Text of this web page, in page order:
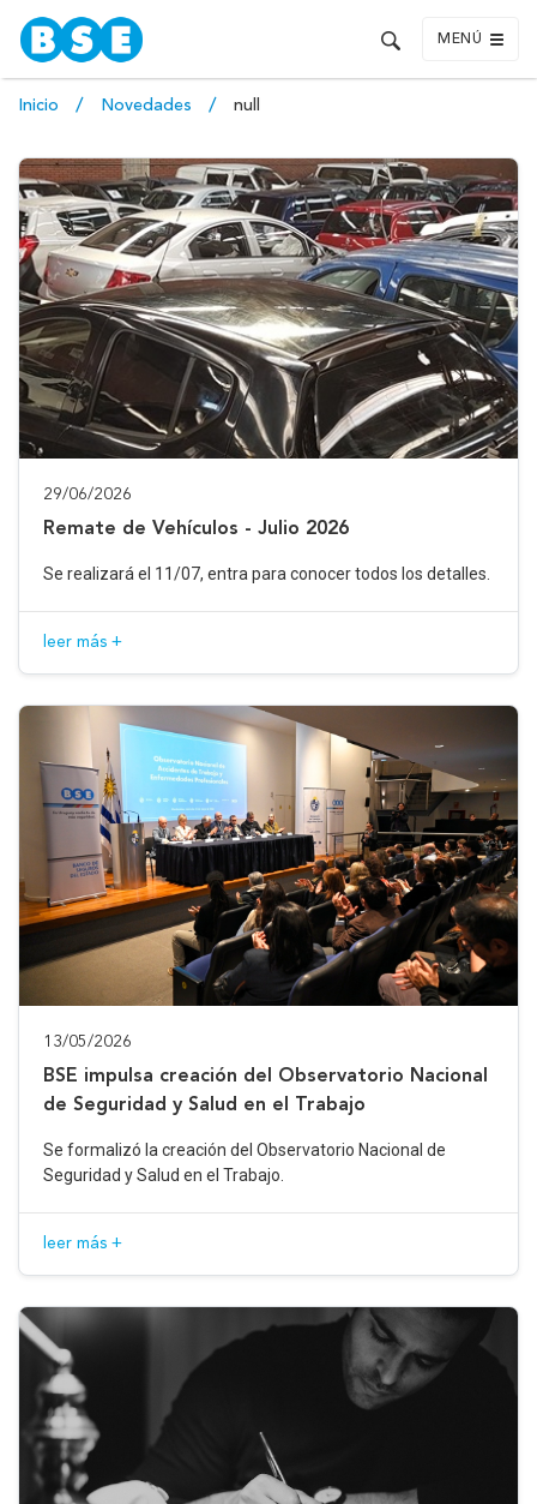
MENÚ
Inicio Novedades null
29/06/2026
Remate de Vehículos - Julio 2026
Se realizará el 11/07, entra para conocer todos los detalles.
leer más +
13/05/2026
BSE impulsa creación del Observatorio Nacional
de Seguridad y Salud en el Trabajo
Se formalizó la creación del Observatorio Nacional de
Seguridad y Salud en el Trabajo.
leer más +